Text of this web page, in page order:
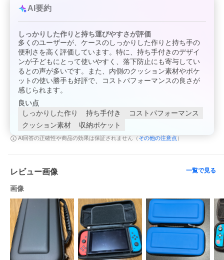
AI要約
しっかりした作りと持ち運びやすさが評価
多くのユーザーが、ケースのしっかりした作りと持ち手の
便利さを高く評価しています。特に、持ち手付きのデザイ
ンが子どもにとって使いやすく、落下防止にも寄与してい
るとの声が多いです。また、内側のクッション素材やポケ
ットの使い勝手も好評で、コストパフォーマンスの良さが
感じられます。
良い点
しっかりした作り
持ち手付き
コストパフォーマンス
クッション素材
収納ポケット
AI回答の正確性や商品の効果は保証されません（ その他の注意点 ）
レビュー画像 一覧で見る
画像